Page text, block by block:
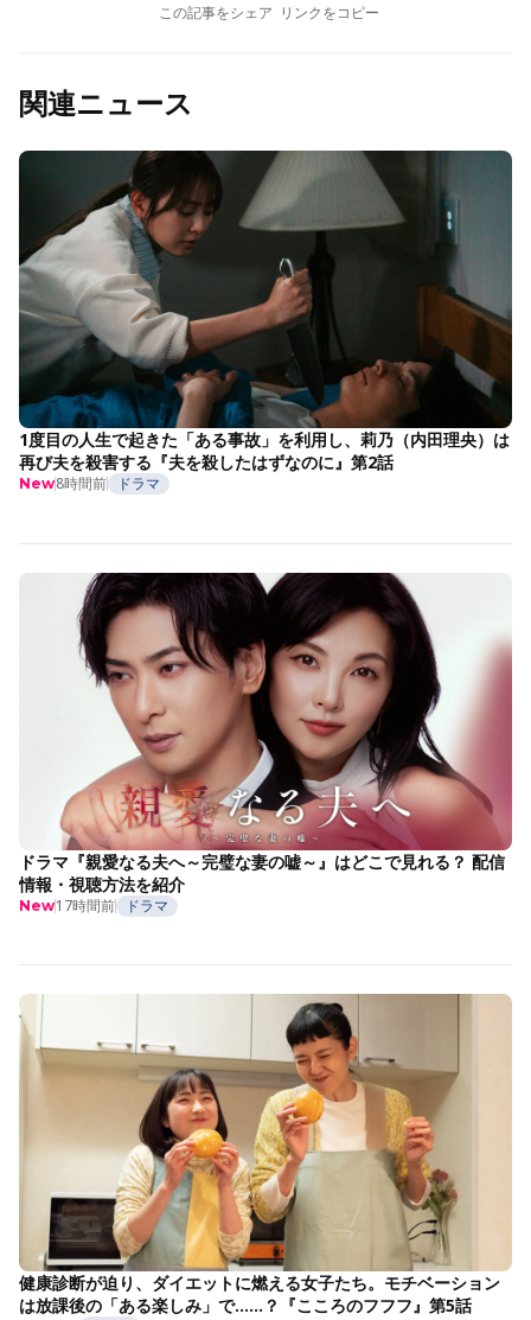
この記事をシェア リンクをコピー
関連ニュース
1度目の人生で起きた「ある事故」を利用し、莉乃（内田理央）は
再び夫を殺害する『夫を殺したはずなのに』第2話
New8時間前 ドラマ
ドラマ『親愛なる夫へ～完璧な妻の嘘～』はどこで見れる？ 配信
情報・視聴方法を紹介
New17時間前 ドラマ
健康診断が迫り、ダイエットに燃える女子たち。モチベーション
は放課後の「ある楽しみ」で……？『こころのフフフ』第5話